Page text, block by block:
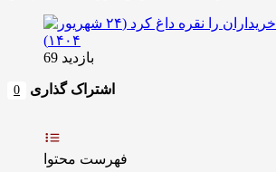
بازدید 69
اشتراک گذاری 0
فهرست محتوا